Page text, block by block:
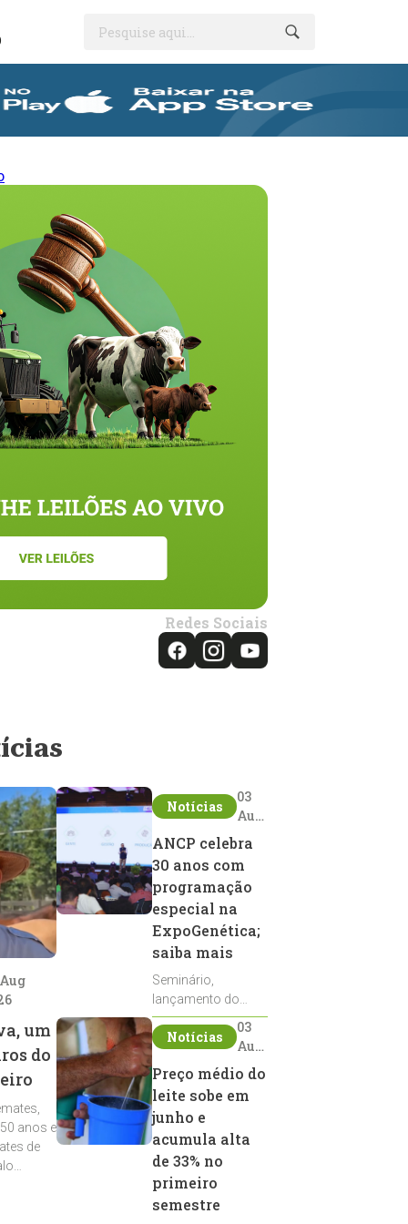
Pesquise aqui...
Redes Sociais
um
do
anos e
de
Notícias
03
Aug
ANCP celebra
30 anos com
programação
especial na
ExpoGenética;
saiba mais
Seminário,
lançamento do
Sumário de Touros,
debates, podcast,
reprodutores e
homenagens
integram a
programação da
entidade durante a
ExpoGenética 2026
Notícias
03
Aug
2026
Preço médio do
leite sobe em
junho e
acumula alta
de 33% no
primeiro
semestre